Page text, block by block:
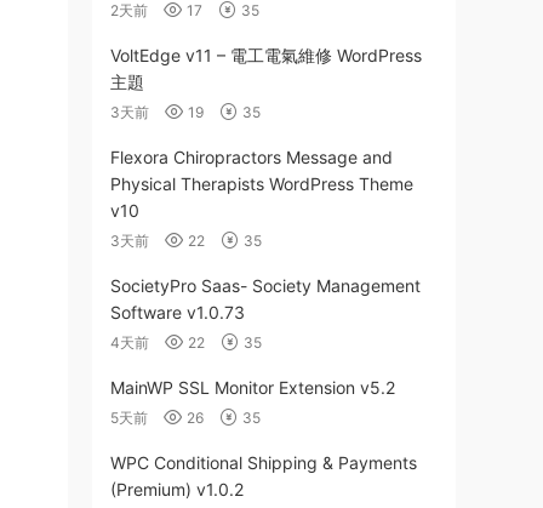
2天前 17 35
VoltEdge v11 – 電工電氣維修 WordPress
主題
3天前 19 35
Flexora Chiropractors Message and
Physical Therapists WordPress Theme
v10
3天前 22 35
SocietyPro Saas- Society Management
Software v1.0.73
4天前 22 35
MainWP SSL Monitor Extension v5.2
5天前 26 35
WPC Conditional Shipping & Payments
(Premium) v1.0.2